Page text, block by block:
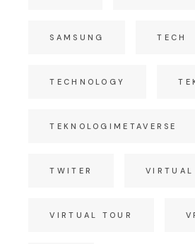
SAMSUNG TECH
TECHNOLOGY
TEKNOLOGIMETAVERSE
TWITER
VIRTUAL TOUR